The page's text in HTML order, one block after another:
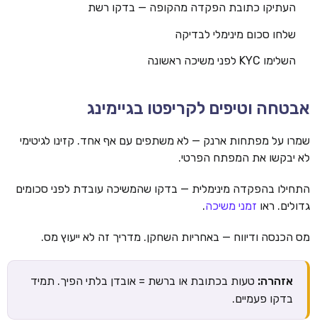
העתיקו כתובת הפקדה מהקופה — בדקו רשת
שלחו סכום מינימלי לבדיקה
השלימו KYC לפני משיכה ראשונה
אבטחה וטיפים לקריפטו בגיימינג
שמרו על מפתחות ארנק — לא משתפים עם אף אחד. קזינו לגיטימי
לא יבקשו את המפתח הפרטי.
התחילו בהפקדה מינימלית — בדקו שהמשיכה עובדת לפני סכומים
גדולים. ראו זמני משיכה.
מס הכנסה ודיווח — באחריות השחקן. מדריך זה לא ייעוץ מס.
אזהרה: טעות בכתובת או ברשת = אובדן בלתי הפיך. תמיד
בדקו פעמיים.